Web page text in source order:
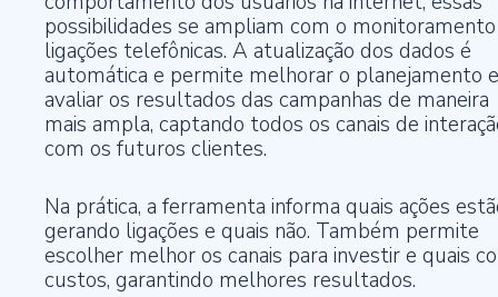
possibilidades se ampliam com o
ligações telefônicas. A atualização dos dados é
automática e permite melhorar o planejamento e
avaliar os resultados das campanhas de maneira
mais ampla, captando todos os canais de
com os futuros clientes.
Na prática, a ferramenta informa quais ações
gerando ligações e quais não. Também permite
escolher melhor os canais para investir e quais
custos, garantindo melhores resultados.